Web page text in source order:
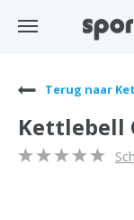
Terug naar
Kettlebell